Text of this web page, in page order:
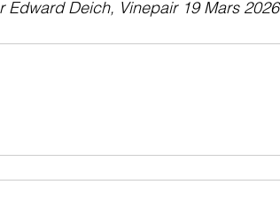
Edward Deich, Vinepair 19 Mars 2026